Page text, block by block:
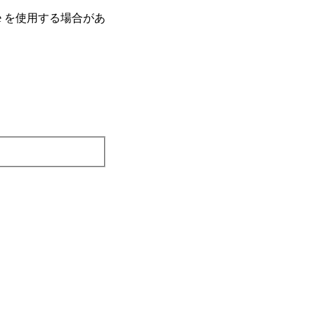
使⽤する場合があ